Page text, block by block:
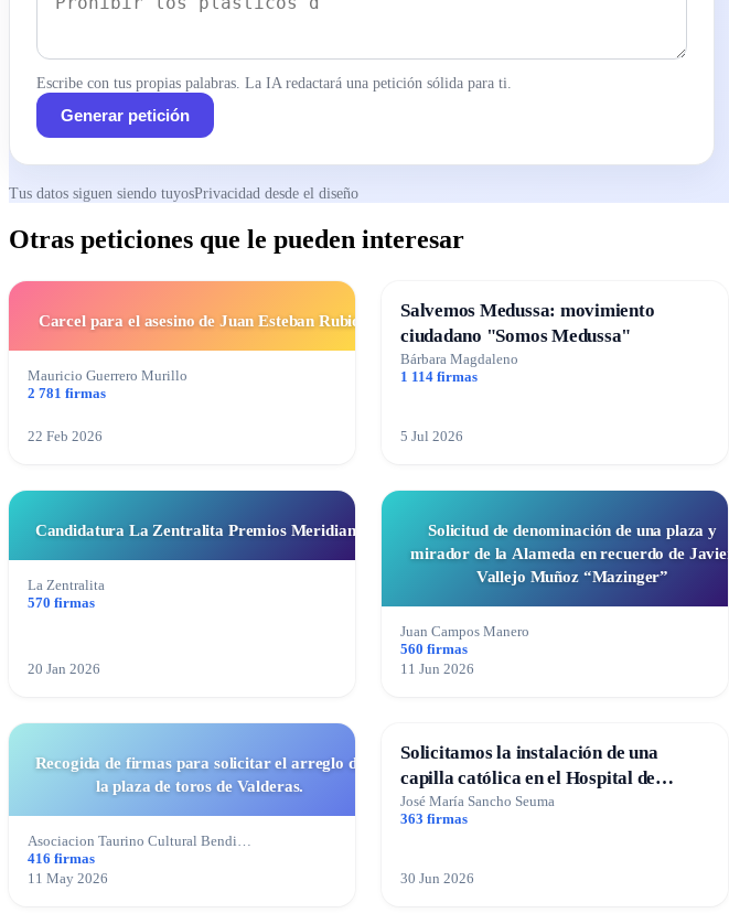
Escribe con tus propias palabras. La IA redactará una petición sólida para ti.
Generar petición
Tus datos siguen siendo tuyosPrivacidad desde el diseño
Otras peticiones que le pueden interesar
Carcel para el asesino de Juan Esteban Rubio
Mauricio Guerrero Murillo
2 781 firmas
22 Feb 2026
Salvemos Medussa: movimiento
ciudadano "Somos Medussa"
Bárbara Magdaleno
1 114 firmas
5 Jul 2026
Candidatura La Zentralita Premios Meridiana
La Zentralita
570 firmas
20 Jan 2026
Solicitud de denominación de una plaza y
mirador de la Alameda en recuerdo de Javier
Vallejo Muñoz “Mazinger”
Juan Campos Manero
560 firmas
11 Jun 2026
Recogida de firmas para solicitar el arreglo de
la plaza de toros de Valderas.
Asociacion Taurino Cultural Bendi…
416 firmas
11 May 2026
Solicitamos la instalación de una
capilla católica en el Hospital de
Alcañiz
José María Sancho Seuma
363 firmas
30 Jun 2026